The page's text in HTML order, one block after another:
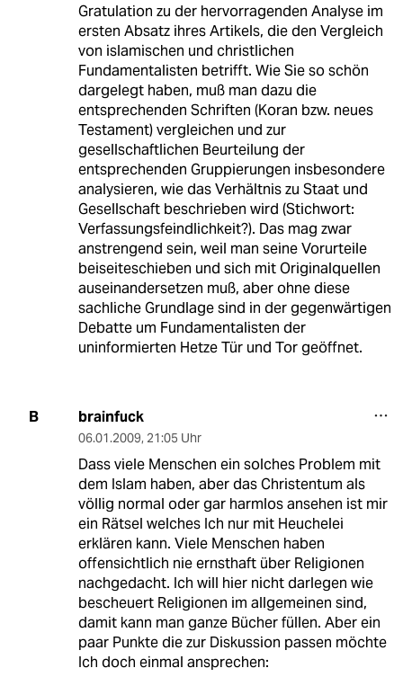
Gratulation zu der hervorragenden Analyse im
ersten Absatz ihres Artikels, die den Vergleich
von islamischen und christlichen
Fundamentalisten betrifft. Wie Sie so schön
dargelegt haben, muß man dazu die
entsprechenden Schriften (Koran bzw. neues
Testament) vergleichen und zur
gesellschaftlichen Beurteilung der
entsprechenden Gruppierungen insbesondere
analysieren, wie das Verhältnis zu Staat und
Gesellschaft beschrieben wird (Stichwort:
Verfassungsfeindlichkeit?). Das mag zwar
anstrengend sein, weil man seine Vorurteile
beiseiteschieben und sich mit Originalquellen
auseinandersetzen muß, aber ohne diese
sachliche Grundlage sind in der gegenwärtigen
Debatte um Fundamentalisten der
uninformierten Hetze Tür und Tor geöffnet.
B brainfuck
06.01.2009, 21:05 Uhr
Dass viele Menschen ein solches Problem mit
dem Islam haben, aber das Christentum als
völlig normal oder gar harmlos ansehen ist mir
ein Rätsel welches Ich nur mit Heuchelei
erklären kann. Viele Menschen haben
offensichtlich nie ernsthaft über Religionen
nachgedacht. Ich will hier nicht darlegen wie
bescheuert Religionen im allgemeinen sind,
damit kann man ganze Bücher füllen. Aber ein
paar Punkte die zur Diskussion passen möchte
Ich doch einmal ansprechen: